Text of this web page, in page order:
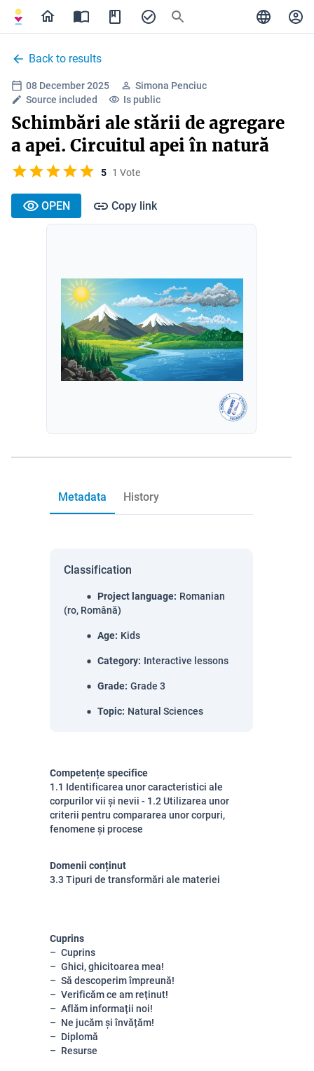
Back to results
08 December 2025
Simona Penciuc
Source included
Is public
Schimbări ale stării de agregare
a apei. Circuitul apei în natură
5 1 Vote
OPEN Copy link
Metadata History
Classification
Project language: Romanian
(ro, Română)
Age: Kids
Category: Interactive lessons
Grade: Grade 3
Topic: Natural Sciences
Competențe specifice
1.1 Identificarea unor caracteristici ale
corpurilor vii și nevii - 1.2 Utilizarea unor
criterii pentru compararea unor corpuri,
fenomene și procese
Domenii conținut
3.3 Tipuri de transformări ale materiei
Cuprins
Cuprins
Ghici, ghicitoarea mea!
Să descoperim împreună!
Verificăm ce am reținut!
Aflăm informații noi!
Ne jucăm și învățăm!
Diplomă
Resurse